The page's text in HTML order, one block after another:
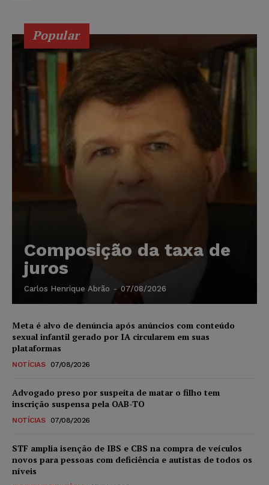
Popular
Composição da taxa de
juros
Carlos Henrique Abrão - 07/08/2026
Meta é alvo de denúncia após anúncios com conteúdo
sexual infantil gerado por IA circularem em suas
plataformas
NOTÍCIAS 07/08/2026
Advogado preso por suspeita de matar o filho tem
inscrição suspensa pela OAB-TO
NOTÍCIAS 07/08/2026
STF amplia isenção de IBS e CBS na compra de veículos
novos para pessoas com deficiência e autistas de todos os
níveis